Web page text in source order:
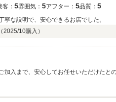
客： 5雰囲気： 5アフター： 5品質： 5
な説明で、安心できるお店でした。
2025/10購入）
加入まで、安心してお任せいただけたと